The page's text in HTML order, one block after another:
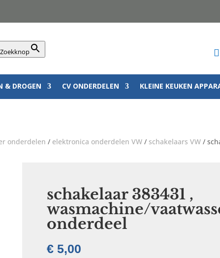
Zoekknop 
& DROGEN CV ONDERDELEN
KLEINE KEUKEN
onderdelen / elektronica onderdelen VW / schakelaars VW /
schakelaar 383431 ,
wasmachine/
onderdeel
€5,00